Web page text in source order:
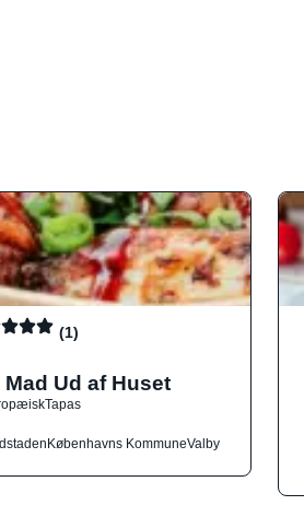
(1)
Ud af Huset
Tapas
Københavns KommuneValby